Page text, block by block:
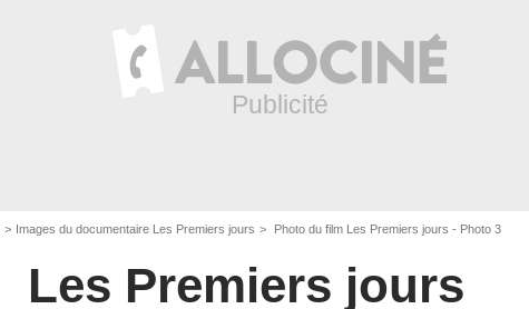
Images du documentaire Les Premiers jours Photo du film Les Premiers jours - Photo 3
Les Premiers jours